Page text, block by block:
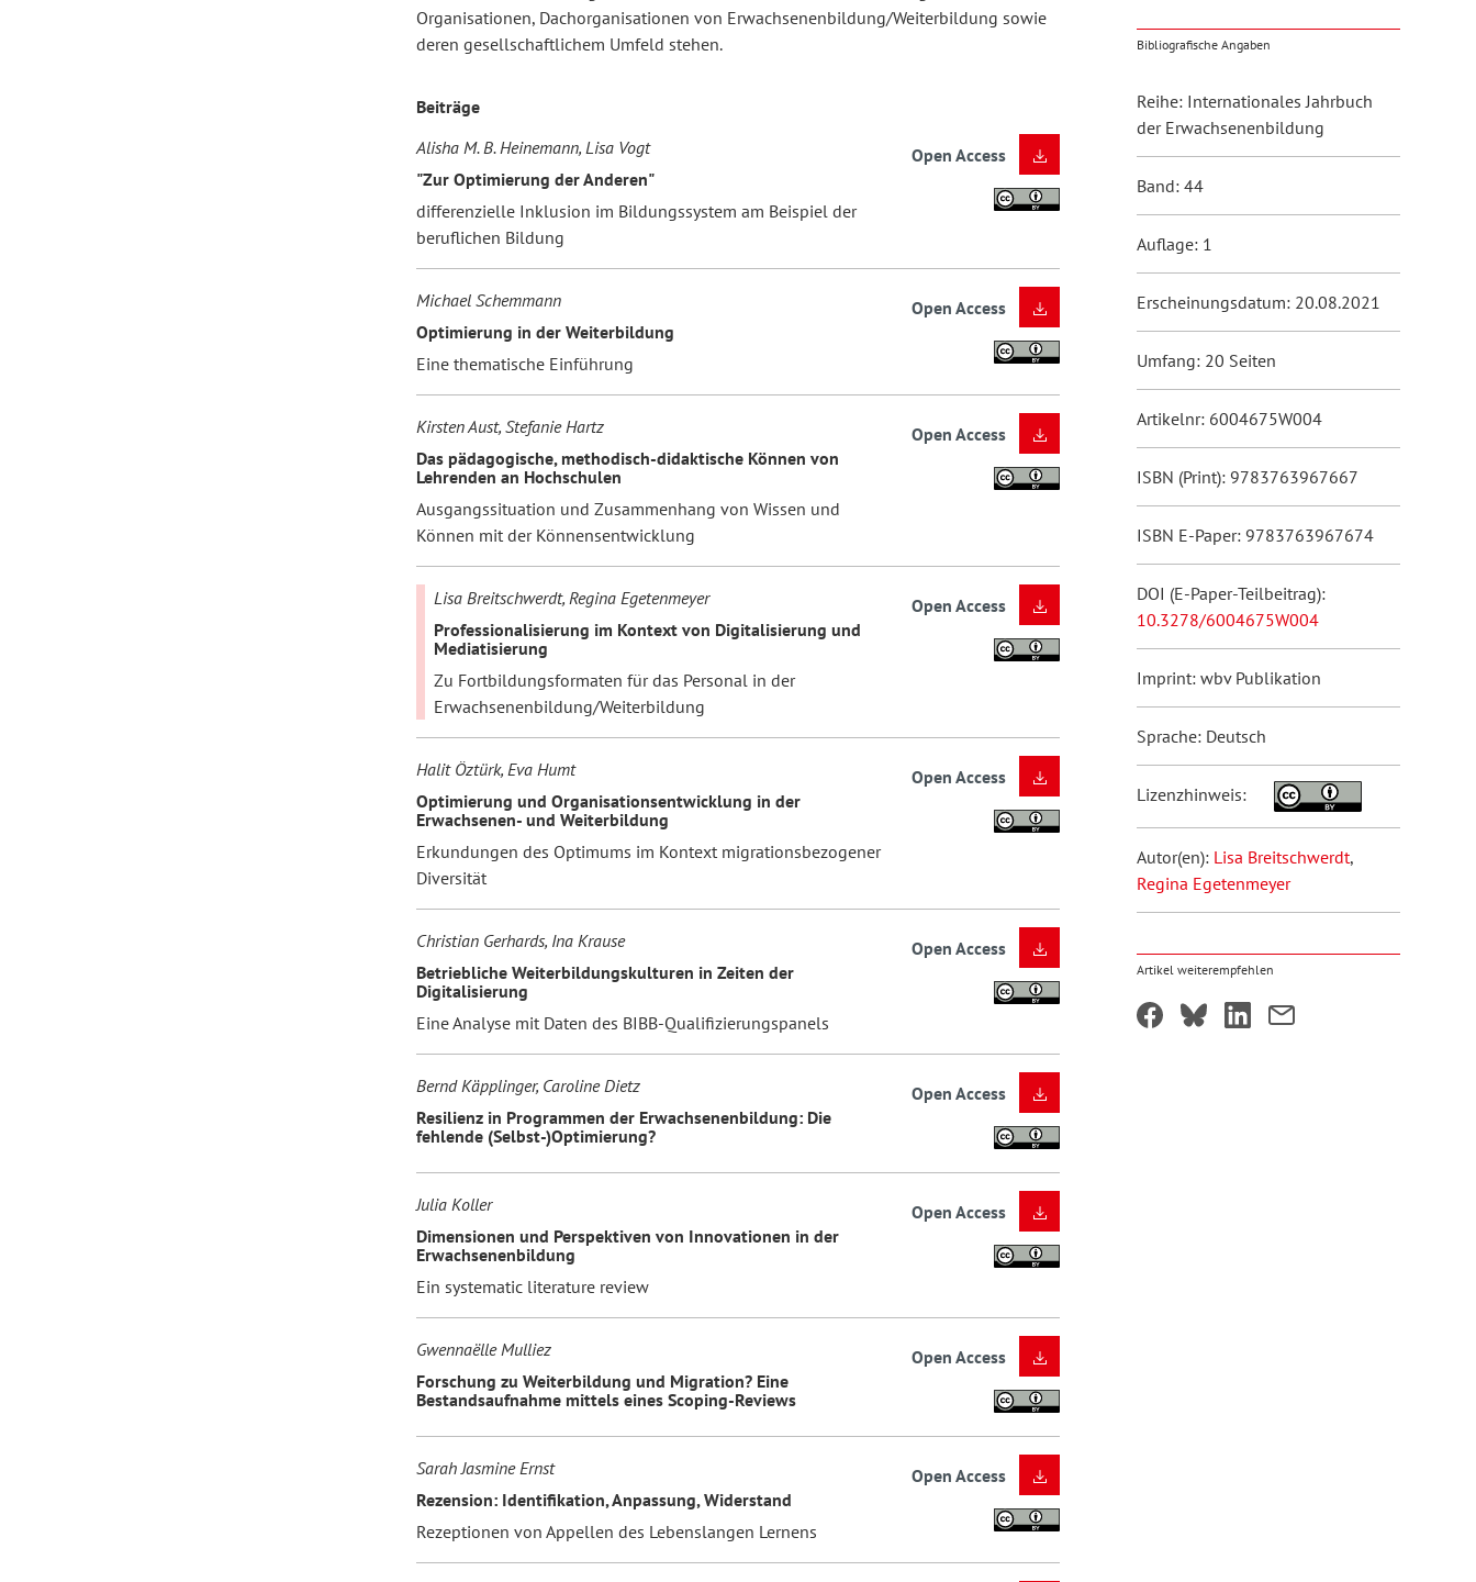
Organisationen, Dachorganisationen von Erwachsenenbildung/Weiterbildung sowie
deren gesellschaftlichem Umfeld stehen.
Beiträge
Alisha M. B. Heinemann, Lisa Vogt
"Zur Optimierung der Anderen"
differenzielle Inklusion im Bildungssystem am Beispiel der
beruflichen Bildung
Open Access
Michael Schemmann
Optimierung in der Weiterbildung
Eine thematische Einführung
Open Access
Kirsten Aust, Stefanie Hartz
Das pädagogische, methodisch-didaktische Können von
Lehrenden an Hochschulen
Ausgangssituation und Zusammenhang von Wissen und
Können mit der Könnensentwicklung
Open Access
Lisa Breitschwerdt, Regina Egetenmeyer
Professionalisierung im Kontext von Digitalisierung und
Mediatisierung
Zu Fortbildungsformaten für das Personal in der
Erwachsenenbildung/Weiterbildung
Open Access
Halit Öztürk, Eva Humt
Optimierung und Organisationsentwicklung in der
Erwachsenen- und Weiterbildung
Erkundungen des Optimums im Kontext migrationsbezogener
Diversität
Open Access
Christian Gerhards, Ina Krause
Betriebliche Weiterbildungskulturen in Zeiten der
Digitalisierung
Eine Analyse mit Daten des BIBB-Qualifizierungspanels
Open Access
Bernd Käpplinger, Caroline Dietz
Resilienz in Programmen der Erwachsenenbildung: Die
fehlende (Selbst-)Optimierung?
Open Access
Julia Koller
Dimensionen und Perspektiven von Innovationen in der
Erwachsenenbildung
Ein systematic literature review
Open Access
Gwennaëlle Mulliez
Forschung zu Weiterbildung und Migration? Eine
Bestandsaufnahme mittels eines Scoping-Reviews
Open Access
Sarah Jasmine Ernst
Rezension: Identifikation, Anpassung, Widerstand
Rezeptionen von Appellen des Lebenslangen Lernens
Open Access
Bibliografische Angaben
Reihe: Internationales Jahrbuch
der Erwachsenenbildung
Band: 44
Auflage: 1
Erscheinungsdatum: 20.08.2021
Umfang: 20 Seiten
Artikelnr: 6004675W004
ISBN (Print): 9783763967667
ISBN E-Paper: 9783763967674
DOI (E-Paper-Teilbeitrag):
10.3278/6004675W004
Imprint: wbv Publikation
Sprache: Deutsch
Lizenzhinweis:
Autor(en): Lisa Breitschwerdt,
Regina Egetenmeyer
Artikel weiterempfehlen